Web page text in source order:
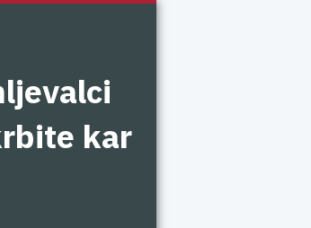
kar